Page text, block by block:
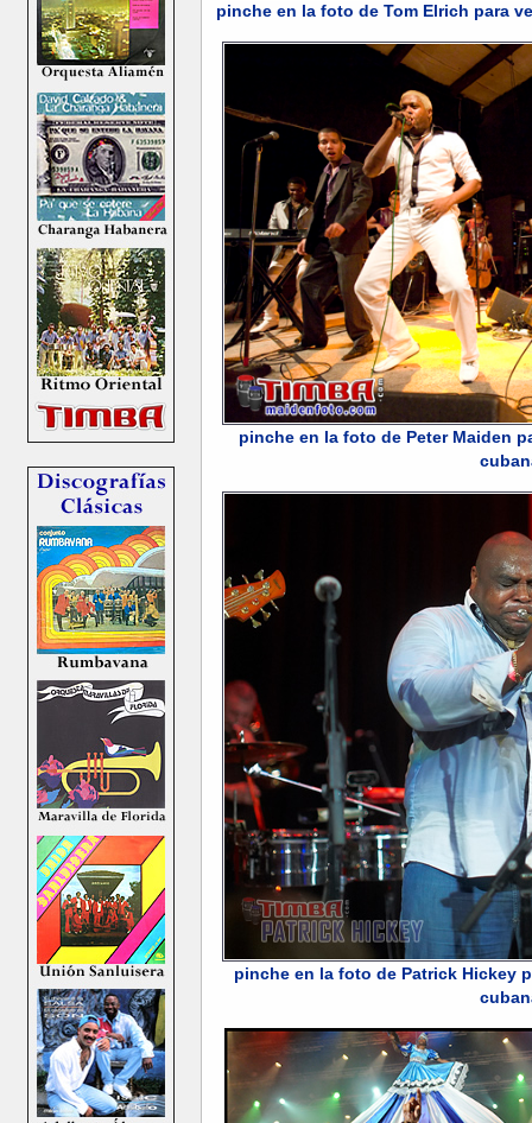
pinche en la foto de Tom Elrich para
pinche en la foto de Peter Maiden
pinche en la foto de Patrick Hickey